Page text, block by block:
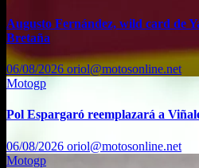
Augusto Fernández, wild card de
Bretaña
06/08/2026 oriol@motosonline.net
Motogp
Pol Espargaró reemplazará a
06/08/2026 oriol@motosonline.net
Motogp